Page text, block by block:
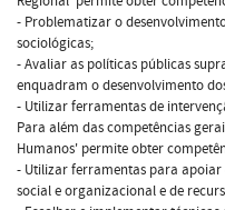
- Problematizar o
sociológicas;
- Avaliar as políticas públicas
enquadram o desenvolvimento
- Utilizar ferramentas de
Para além das competências
Humanos' permite obter
- Utilizar ferramentas para
social e organizacional e de